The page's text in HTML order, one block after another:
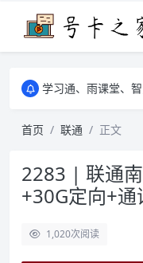
学习通、雨课堂、智慧
学习通、雨课堂、智慧
首页
联通 正文
2283 | 联通
+30G定向+
1,020次阅读